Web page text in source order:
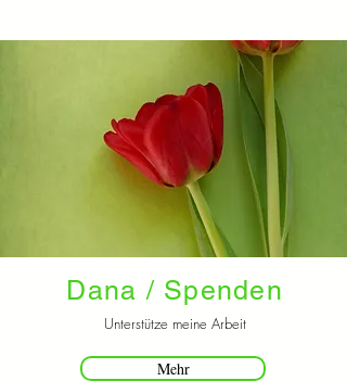
Dana / Spenden
Unterstütze meine Arbeit
Mehr